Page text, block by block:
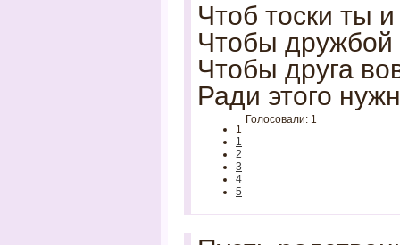
Чтоб тоски ты
Чтобы дружбой
Чтобы друга
Ради этого
1
1
2
3
4
5
Голосовали: 1